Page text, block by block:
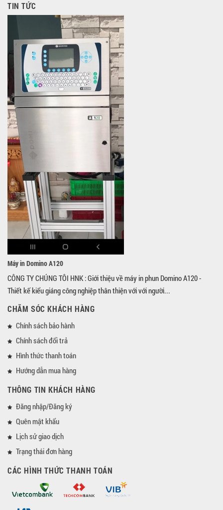
TIN TỨC
Máy in Domino A120
CÔNG TY CHÚNG TÔI HNK : Giới thiệu về máy in phun Domino A120 -
Thiết kế kiểu giáng công nghiệp thân thiện với với người...
CHĂM SÓC KHÁCH HÀNG
Chính sách bảo hành
Chính sách đổi trả
Hình thức thanh toán
Hướng dẫn mua hàng
THÔNG TIN KHÁCH HÀNG
Đăng nhập/Đăng ký
Quên mật khẩu
Lịch sử giao dịch
Trạng thái đơn hàng
CÁC HÌNH THỨC THANH TOÁN